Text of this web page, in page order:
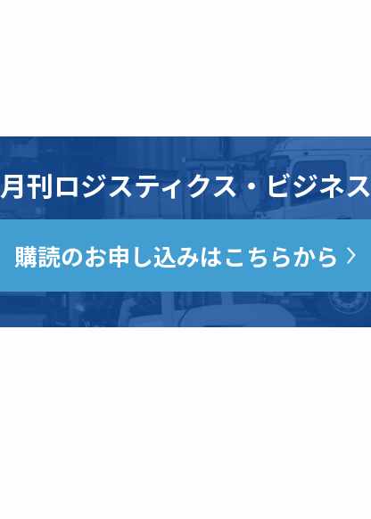
月刊ロジスティクス・ビジネス
購読のお申し込みはこちらから